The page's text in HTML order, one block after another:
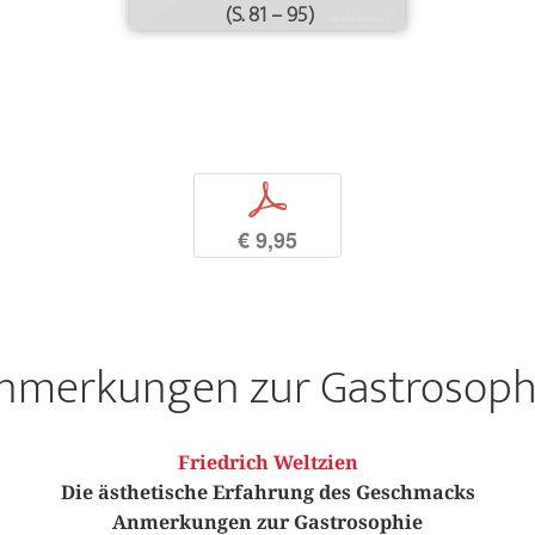
(S. 81 – 95)
p
€ 9,95
zur
Friedrich Weltzien
Die ästhetische Erfahrung des Geschmacks
Anmerkungen zur Gastrosophie